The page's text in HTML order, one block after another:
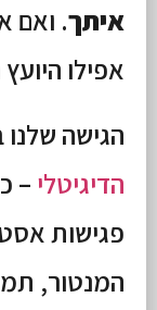
איתך. ואם
אפילו
הגישה
הדיגיטלי –
פגישות
המנטור,